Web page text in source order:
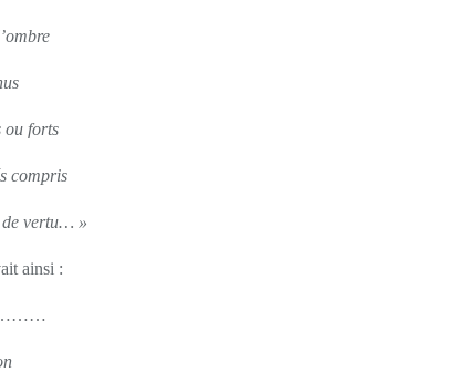
ou forts
compris
de vertu… »
ainsi :